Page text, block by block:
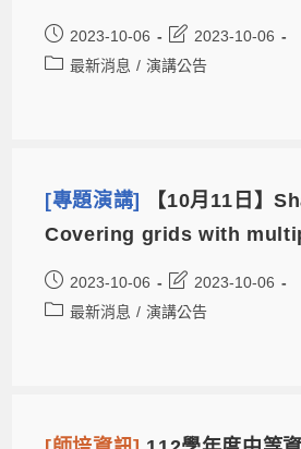
2023-10-06
2023-10-06
最新消息 / 演講公告
[專題演講]
【10月11日】
Covering grids with
2023-10-06
2023-10-06
最新消息 / 演講公告